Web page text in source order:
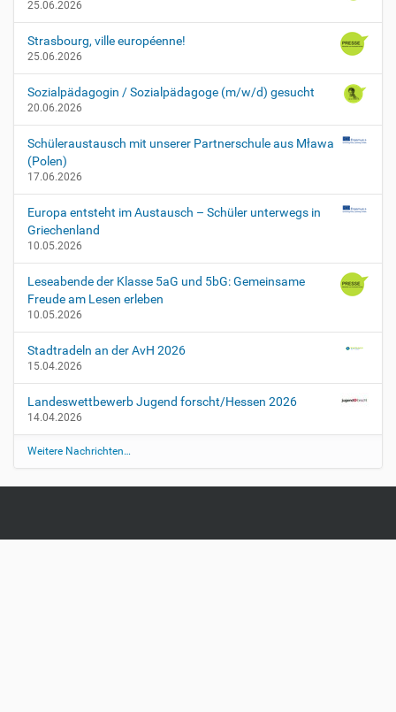
25.06.2026
Strasbourg, ville européenne!
25.06.2026
Sozialpädagogin / Sozialpädagoge (m/w/d) gesucht
20.06.2026
Schüleraustausch mit unserer Partnerschule aus Mława
(Polen)
17.06.2026
Europa entsteht im Austausch – Schüler unterwegs in
Griechenland
10.05.2026
Leseabende der Klasse 5aG und 5bG: Gemeinsame
Freude am Lesen erleben
10.05.2026
Stadtradeln an der AvH 2026
15.04.2026
Landeswettbewerb Jugend forscht/Hessen 2026
14.04.2026
Weitere Nachrichten…